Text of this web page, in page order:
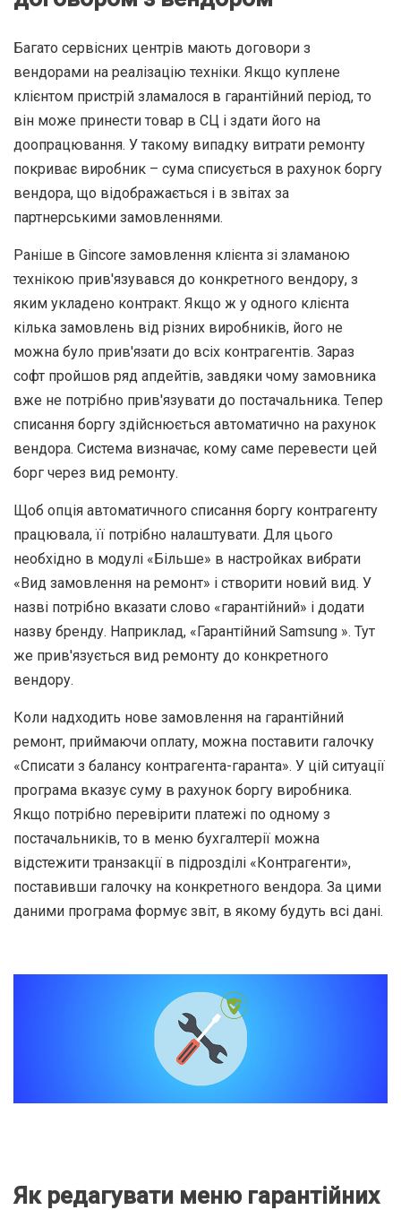
Багато сервісних центрів мають договори з
вендорами на реалізацію техніки. Якщо куплене
клієнтом пристрій зламалося в гарантійний період, то
він може принести товар в СЦ і здати його на
доопрацювання. У такому випадку витрати ремонту
покриває виробник – сума списується в рахунок боргу
вендора, що відображається і в звітах за
партнерськими замовленнями.
Раніше в Gincore замовлення клієнта зі зламаною
технікою прив'язувався до конкретного вендору, з
яким укладено контракт. Якщо ж у одного клієнта
кілька замовлень від різних виробників, його не
можна було прив'язати до всіх контрагентів. Зараз
софт пройшов ряд апдейтів, завдяки чому замовника
вже не потрібно прив'язувати до постачальника. Тепер
списання боргу здійснюється автоматично на рахунок
вендора. Система визначає, кому саме перевести цей
борг через вид ремонту.
Щоб опція автоматичного списання боргу контрагенту
працювала, її потрібно налаштувати. Для цього
необхідно в модулі «Більше» в настройках вибрати
«Вид замовлення на ремонт» і створити новий вид. У
назві потрібно вказати слово «гарантійний» і додати
назву бренду. Наприклад, «Гарантійний Samsung ». Тут
же прив'язується вид ремонту до конкретного
вендору.
Коли надходить нове замовлення на гарантійний
ремонт, приймаючи оплату, можна поставити галочку
«Списати з балансу контрагента-гаранта». У цій ситуації
програма вказує суму в рахунок боргу виробника.
Якщо потрібно перевірити платежі по одному з
постачальників, то в меню бухгалтерії можна
відстежити транзакції в підрозділі «Контрагенти»,
поставивши галочку на конкретного вендора. За цими
даними програма формує звіт, в якому будуть всі дані.
Як редагувати меню гарантійних